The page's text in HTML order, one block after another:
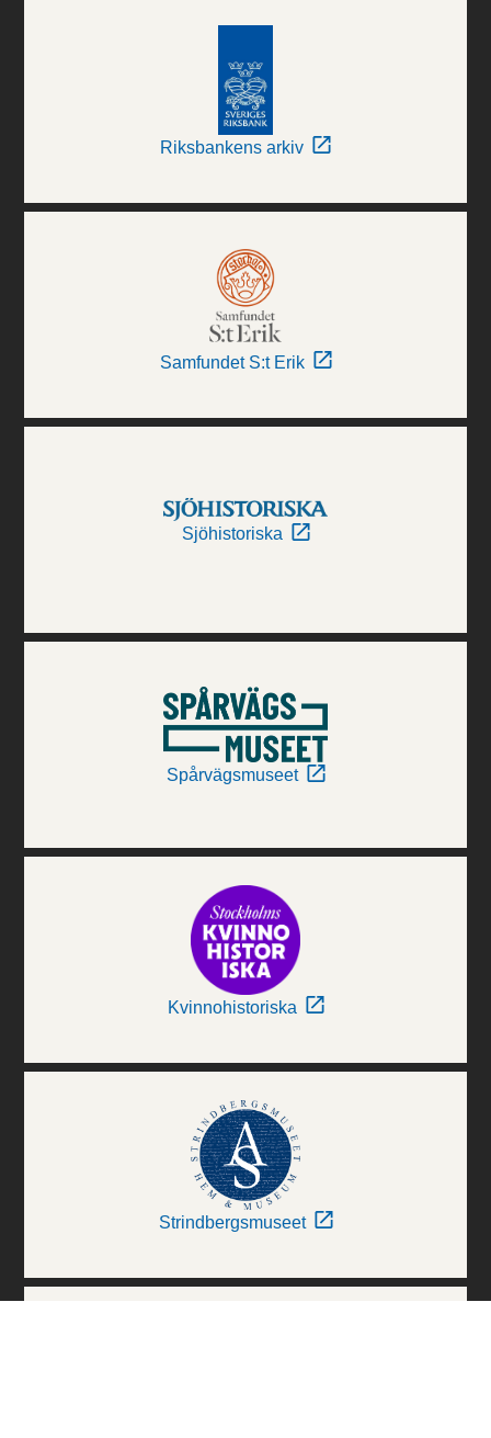
Riksbankens arkiv
Samfundet S:t Erik
Sjöhistoriska
Spårvägsmuseet
Kvinnohistoriska
Strindbergsmuseet